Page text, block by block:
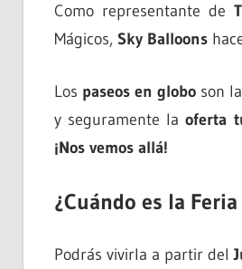
Como representante de
Mágicos, Sky Balloons
Los paseos en globo son
y seguramente laoferta
¡Nos vemos allá!
¿Cuándo es la
Podrás vivirla a partir del